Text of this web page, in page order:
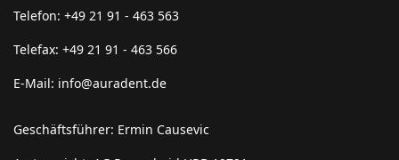
Telefon: +49 21 91 - 463 563
Telefax: +49 21 91 - 463 566
E-Mail: info@auradent.de
Geschäftsführer: Ermin Causevic